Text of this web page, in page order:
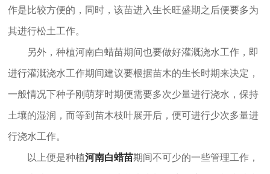
作是比较方便的，同时，该苗进入生长旺盛期之后便要多为
其进行松土工作。
另外，种植河南白蜡苗期间也要做好灌溉浇水工作，即
进行灌溉浇水工作期间建议要根据苗木的生长时期来决定，
一般情况下种子刚萌芽时期便需要多次少量进行浇水，保持
土壤的湿润，而等到苗木枝叶展开后，便可进行少次多量进
行浇水工作。
以上便是种植河南白蜡苗期间不可少的一些管理工作，